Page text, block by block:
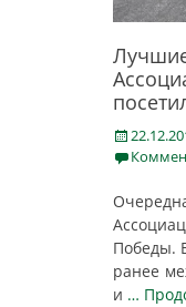
Posted
on
Победы.
ранее
и …